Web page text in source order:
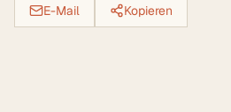
E-Mail Kopieren